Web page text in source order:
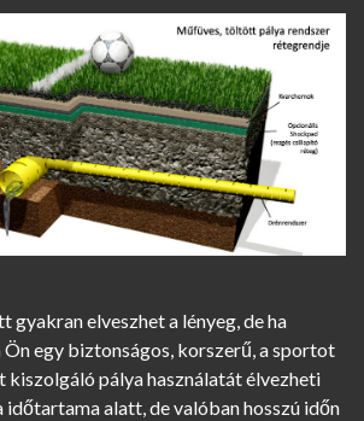
gyakran elveszhet a lényeg, de ha
egy biztonságos, korszerű, a sportot
kiszolgáló pálya használatát élvezheti
időtartama alatt, de valóban hosszú időn